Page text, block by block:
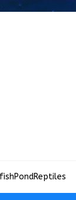
PondReptiles